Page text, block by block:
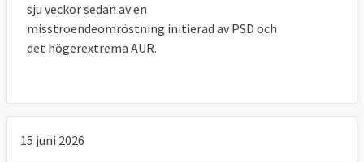
sju veckor sedan av en
misstroendeomröstning initierad av PSD och
det högerextrema AUR.
15 juni 2026